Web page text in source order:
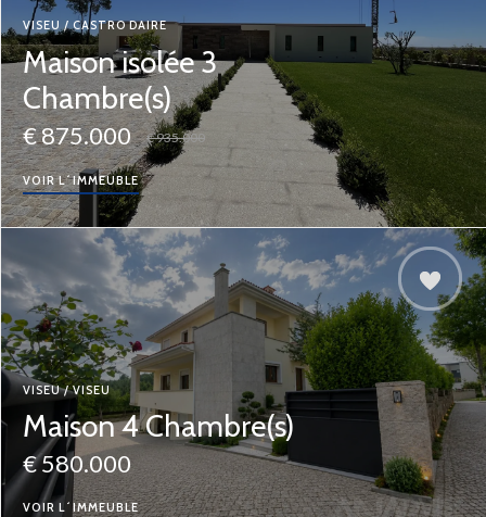
VISEU / CASTRO DAIRE
Maison isolée 3
Chambre(s)
€ 875.000 € 935.000
VOIR L´IMMEUBLE
VISEU / VISEU
Maison 4 Chambre(s)
€ 580.000
VOIR L´IMMEUBLE